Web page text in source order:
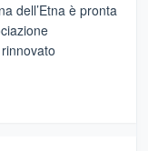
dell’Etna è pronta